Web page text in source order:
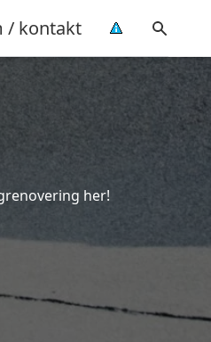
/ kontakt
her!